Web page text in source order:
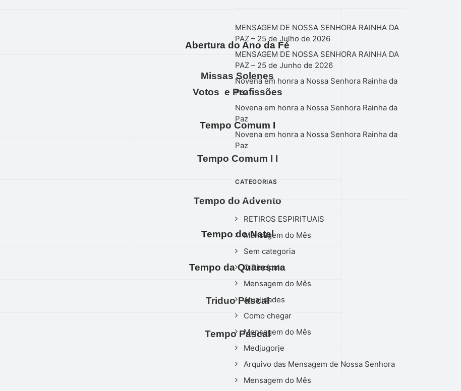
Abertura do Ano da Fé
Missas Solenes
Votos e Profissões
Tempo Comum I
Tempo Comum I I
Tempo do Advento
Tempo do Natal
Tempo da Quaresma
Triduo Pascal
Tempo Pascal
MENSAGEM DE NOSSA SENHORA RAINHA DA
PAZ – 25 de Julho de 2026
MENSAGEM DE NOSSA SENHORA RAINHA DA
PAZ – 25 de Junho de 2026
Novena em honra a Nossa Senhora Rainha da
Paz
Novena em honra a Nossa Senhora Rainha da
Paz
Novena em honra a Nossa Senhora Rainha da
Paz
CATEGORIAS
RETIROS ESPIRITUAIS
Mensagem do Mês
Sem categoria
O Discípulo
Mensagem do Mês
Atualidades
Como chegar
Mensagem do Mês
Medjugorje
Arquivo das Mensagem de Nossa Senhora
Mensagem do Mês